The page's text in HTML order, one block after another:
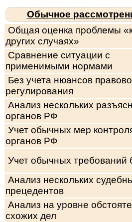
Обычное
Общая оценка проблемы
других случаях»
Сравнение ситуации с
применимыми нормами
Без учета нюансов
регулирования
Анализ нескольких
органов РФ
Учет обычных мер
органов РФ
Учет обычных требований
Анализ нескольких
прецедентов
Анализ на уровне
схожих дел